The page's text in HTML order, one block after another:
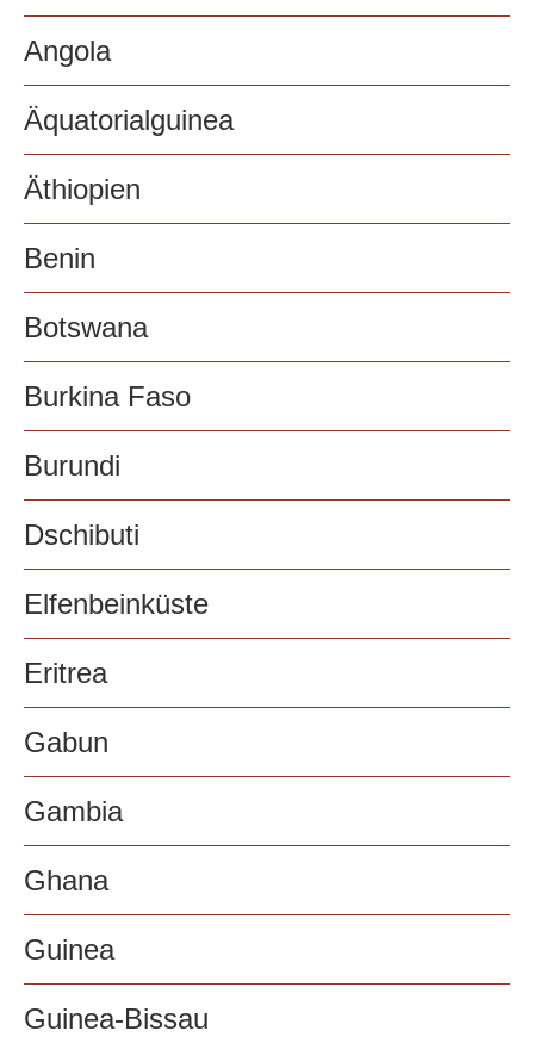
Angola
Äquatorialguinea
Äthiopien
Benin
Botswana
Burkina Faso
Burundi
Dschibuti
Elfenbeinküste
Eritrea
Gabun
Gambia
Ghana
Guinea
Guinea-Bissau